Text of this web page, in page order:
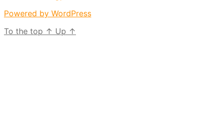
Powered by WordPress
To the top ↑ Up ↑